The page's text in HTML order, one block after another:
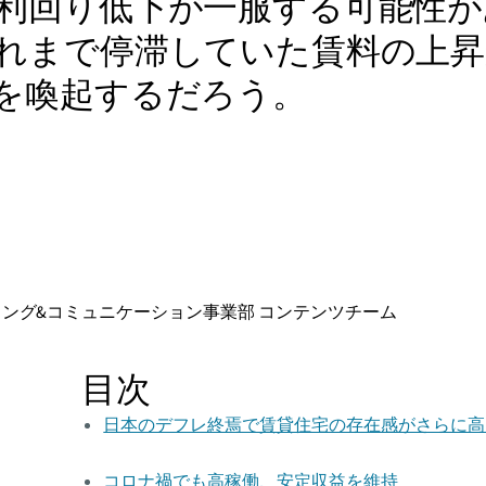
まで停滞していた賃料の上
喚起するだろう。
グ&コミュニケーション事業部 コンテンツチーム
目次
日本のデフレ終焉で賃貸住宅の存在感がさらに